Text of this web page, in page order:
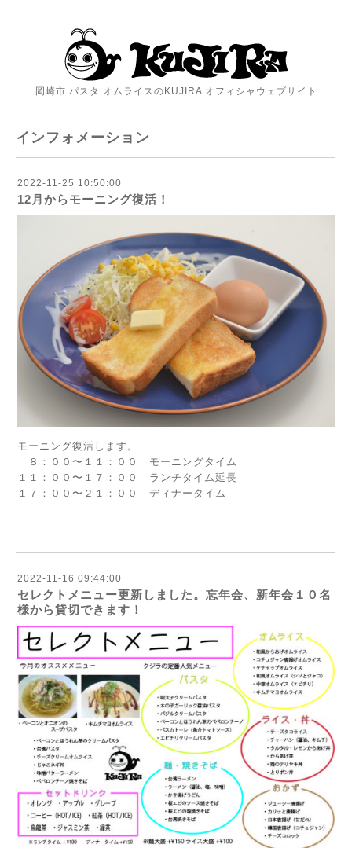
岡崎市 パスタ オムライスのKUJIRA オフィシャウェブサイト
インフォメーション
2022-11-25 10:50:00
12月からモーニング復活！
モーニング復活します。
８：００〜１１：００ モーニングタイム
１１：００〜１７：００ ランチタイム延長
１７：００〜２１：００ ディナータイム
2022-11-16 09:44:00
セレクトメニュー更新しました。忘年会、新年会１０名
様から貸切できます！